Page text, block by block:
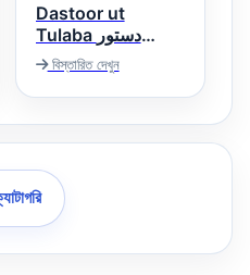
Dastoor ut
Tulaba دستور
الطلباء
বিস্তারিত দেখুন